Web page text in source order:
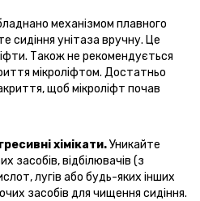
механізмом плавного
сидіння унітаза вручну. Це
Також не рекомендується
мікроліфтом. Достатньо
щоб мікроліфт почав
хімікати.Уникайте
засобів, відбілювачів (з
лугів або будь-яких інших
засобів для чищення сидіння.